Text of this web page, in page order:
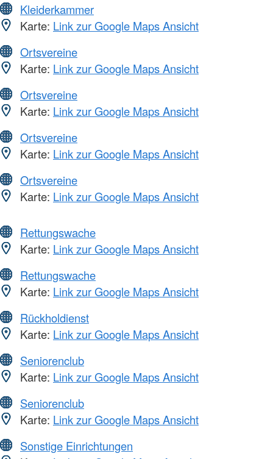
Kleiderkammer
Karte: Link zur Google Maps Ansicht
Ortsvereine
Karte: Link zur Google Maps Ansicht
Ortsvereine
Karte: Link zur Google Maps Ansicht
Ortsvereine
Karte: Link zur Google Maps Ansicht
Ortsvereine
Karte: Link zur Google Maps Ansicht
Rettungswache
Karte: Link zur Google Maps Ansicht
Rettungswache
Karte: Link zur Google Maps Ansicht
Rückholdienst
Karte: Link zur Google Maps Ansicht
Seniorenclub
Karte: Link zur Google Maps Ansicht
Seniorenclub
Karte: Link zur Google Maps Ansicht
Sonstige Einrichtungen